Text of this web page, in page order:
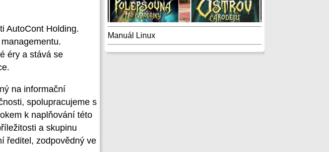
Manuál Linux
AutoCont Holding.
éry a stává se
na informační
spolupracujeme s
k naplňování této
a skupinu
ředitel, zodpovědný ve